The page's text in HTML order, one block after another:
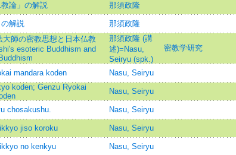
教論」の解説 那須政隆
の解説 那須政隆
大師の密教思想と日本仏教
esoteric Buddhism and
那須政隆 (講
述)=Nasu,
Seiryu (spk.)
密教学研究
mandara koden Nasu, Seiryu
koden; Genzu Ryokai
Nasu, Seiryu
chosakushu. Nasu, Seiryu
jiso koroku Nasu, Seiryu
no kenkyu Nasu, Seiryu